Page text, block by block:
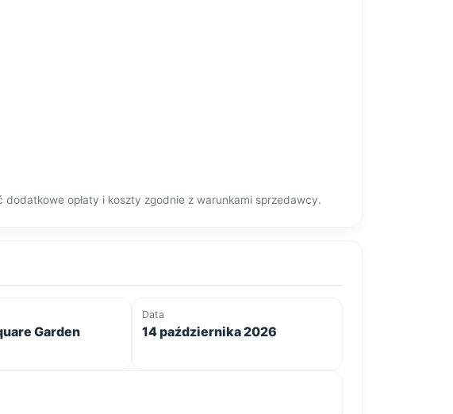
opłaty i koszty zgodnie z warunkami sprzedawcy.
Garden
Data
14 października 2026